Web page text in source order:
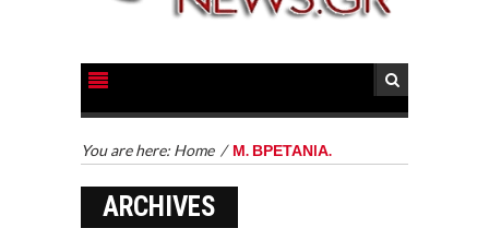
You are here: Home / Μ. ΒΡΕΤΑΝIΑ.
ARCHIVES